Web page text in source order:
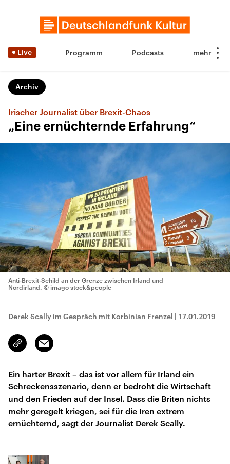
Live Programm Podcasts
Archiv
Irischer Journalist über Brexit-Chaos
„Eine ernüchternde Erfahrung“
Anti-Brexit-Schild an der Grenze zwischen Irland und
Nordirland. © imago stock&people
Derek Scally im Gespräch mit Korbinian Frenzel | 17.01.2019
Link
kopieren/teilen
Email
Ein harter Brexit – das ist vor allem für Irland ein
Schreckensszenario, denn er bedroht die Wirtschaft
und den Frieden auf der Insel. Dass die Briten nichts
mehr geregelt kriegen, sei für die Iren extrem
ernüchternd, sagt der Journalist Derek Scally.